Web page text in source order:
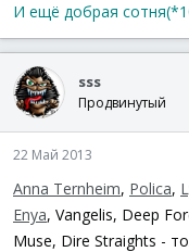
И ещё добрая
sss
Продвинутый
22 Май 2013
Anna Ternheim, Polica,
Enya, Vangelis, Deep
Muse, Dire Straights -